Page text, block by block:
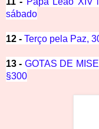
sábado
12 - Terço pela Paz,
13 - GOTAS DE
§300